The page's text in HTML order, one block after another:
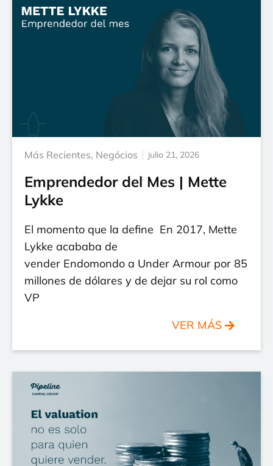
Más Recientes, Negócios julio 21, 2026
Emprendedor del Mes | Mette
Lykke
El momento que la define En 2017, Mette
Lykke acababa de
vender Endomondo a Under Armour por 85
millones de dólares y de dejar su rol como
VP
VER MÁS